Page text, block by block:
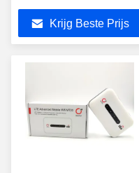
Krijg Beste Prijs